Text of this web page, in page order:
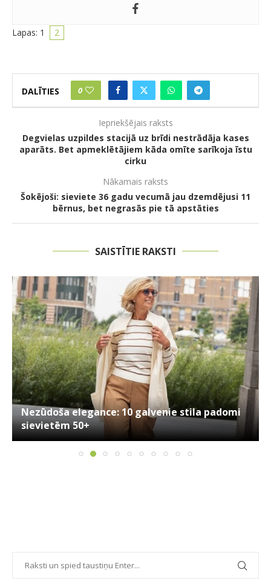
Lapas: 1 2
DALĪTIES 0
Iepriekšējais raksts
Degvielas uzpildes stacijā uz brīdi nestrādāja kases
aparāts. Bet apmeklētājiem kāda omīte sarīkoja īstu
cirku
Nākamais raksts
Šokējoši: sieviete 36 gadu vecumā jau dzemdējusi 11
bērnus, bet negrasās pie tā apstāties
SAISTĪTIE RAKSTI
Nezūdoša elegance: 10 galvenie stila padomi
sievietēm 50+